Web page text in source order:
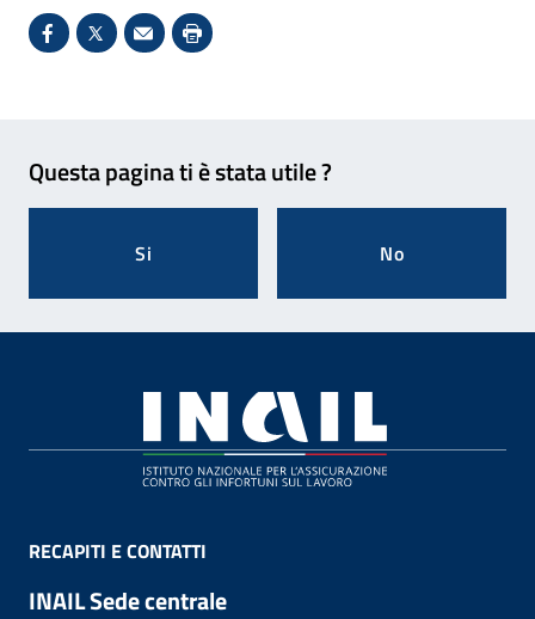
Condividi su Facebook - Sito esterno - Apertura in
X - Sito esterno - Apertura in nuova finestra
Invio Mail: apre il programma di posta
Stampa pagina: scelta meno
Questa pagina ti è stata utile ?
Si No
RECAPITI E CONTATTI
INAIL Sede centrale